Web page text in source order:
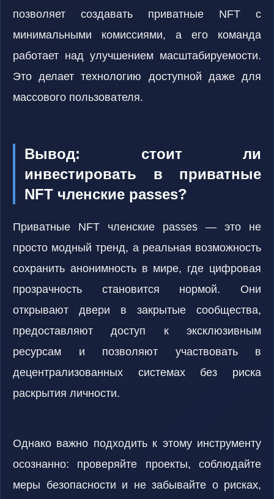
позволяет создавать приватные NFT с
минимальными комиссиями, а его команда
работает над улучшением масштабируемости.
Это делает технологию доступной даже для
массового пользователя.
Вывод: стоит ли
инвестировать в приватные
NFT членские passes?
Приватные NFT членские passes — это не
просто модный тренд, а реальная возможность
сохранить анонимность в мире, где цифровая
прозрачность становится нормой. Они
открывают двери в закрытые сообщества,
предоставляют доступ к эксклюзивным
ресурсам и позволяют участвовать в
децентрализованных системах без риска
раскрытия личности.
Однако важно подходить к этому инструменту
осознанно: проверяйте проекты, соблюдайте
меры безопасности и не забывайте о рисках,